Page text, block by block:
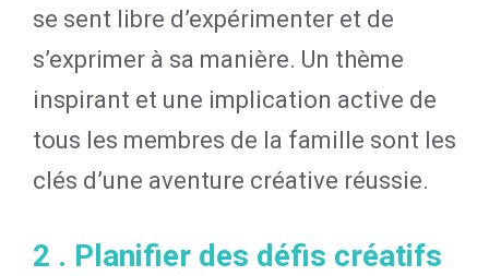
se sent libre d’expérimenter et de
s’exprimer à sa manière. Un thème
inspirant et une implication active de
tous les membres de la famille sont les
clés d’une aventure créative réussie.
2 . Planifier des défis créatifs